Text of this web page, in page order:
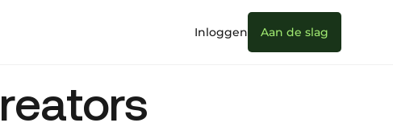
Inloggen Aan de slag